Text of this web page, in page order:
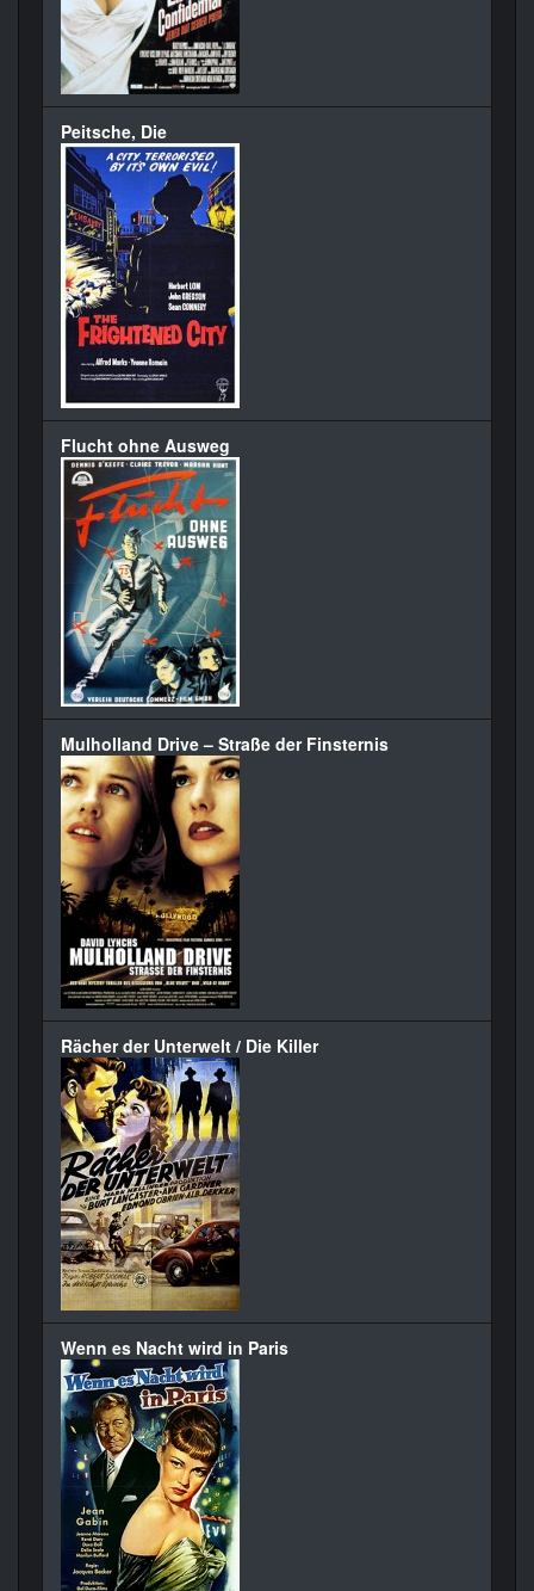
Peitsche, Die
Flucht ohne Ausweg
Mulholland Drive – Straße der Finsternis
Rächer der Unterwelt / Die Killer
Wenn es Nacht wird in Paris